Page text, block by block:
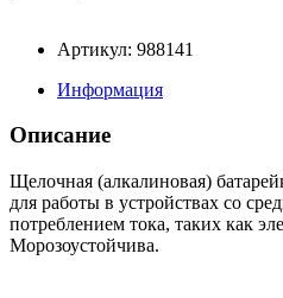
Артикул: 988141
Информация
Описание
Щелочная (алкалиновая)
для работы в устройствах со
потреблением тока, таких как
Морозоустойчива.